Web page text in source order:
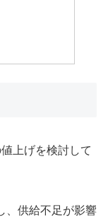
上げを検討して
、供給不足が影響